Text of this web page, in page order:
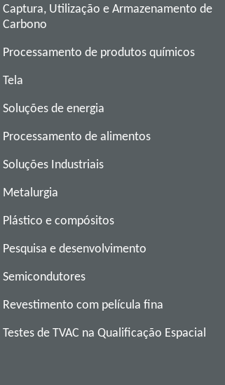
Captura, Utilização e Armazenamento de
Carbono
Processamento de produtos químicos
Tela
Soluções de energia
Processamento de alimentos
Soluções Industriais
Metalurgia
Plástico e compósitos
Pesquisa e desenvolvimento
Semicondutores
Revestimento com película fina
Testes de TVAC na Qualificação Espacial